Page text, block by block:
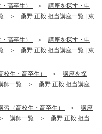
高卒生）
講座を探す・申
桑野 正毅 担当講座一覧 | 東
高卒生）
講座を探す・申
桑野 正毅 担当講座一覧 | 東
校生・高卒生）
講座を探
師一覧
桑野 正毅 担当講座
習（高校生・高卒生）
講座
講師一覧
桑野 正毅 担当